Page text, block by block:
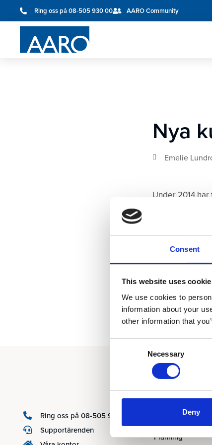
Consent
This website uses
We use cookies to
information about your
other information that
Necessary
Deny
Ring oss på 08-505 930 00 AARO Community
Nya
Emelie
Under 2014
internationella
TransCentury
Ring oss på 08-505 930 00
Supportärenden
Planning